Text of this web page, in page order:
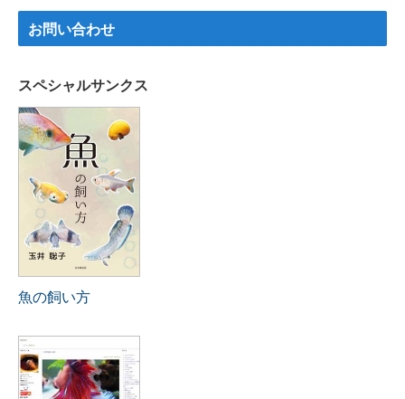
お問い合わせ
スペシャルサンクス
魚の飼い方